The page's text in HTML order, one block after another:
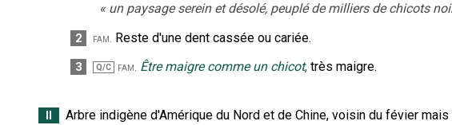
« un paysage serein et désolé, peuplé de milliers de chicots
2 fam. Reste d'une dent cassée ou cariée.
3 Q/C fam. Être maigre comme un chicot, très maigre.
Arbre indigène d'Amérique du Nord et de Chine, voisin du févier